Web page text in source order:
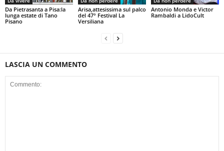
Da Pietrasanta a Pisa:la
lunga estate di Tano
Pisano
Arisa,attesissima sul palco
del 47° Festival La
Versiliana
Antonio Monda e Victor
Rambaldi a LidoCult
LASCIA UN COMMENTO